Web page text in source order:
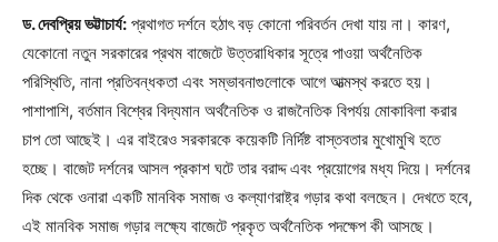
ড. দেবপ্রিয় ভট্টাচার্য: প্রথাগত দর্শনে হঠাৎ বড় কোনো পরিবর্তন দেখা যায় না। কারণ,
যেকোনো নতুন সরকারের প্রথম বাজেটে উত্তরাধিকার সূত্রে পাওয়া অর্থনৈতিক
পরিস্থিতি, নানা প্রতিবন্ধকতা এবং সম্ভাবনাগুলোকে আগে আত্মস্থ করতে হয়।
পাশাপাশি, বর্তমান বিশ্বের বিদ্যমান অর্থনৈতিক ও রাজনৈতিক বিপর্যয় মোকাবিলা করার
চাপ তো আছেই। এর বাইরেও সরকারকে কয়েকটি নির্দিষ্ট বাস্তবতার মুখোমুখি হতে
হচ্ছে। বাজেট দর্শনের আসল প্রকাশ ঘটে তার বরাদ্দ এবং প্রয়োগের মধ্য দিয়ে। দর্শনের
দিক থেকে ওনারা একটি মানবিক সমাজ ও কল্যাণরাষ্ট্র গড়ার কথা বলছেন। দেখতে হবে,
এই মানবিক সমাজ গড়ার লক্ষ্যে বাজেটে প্রকৃত অর্থনৈতিক পদক্ষেপ কী আসছে।